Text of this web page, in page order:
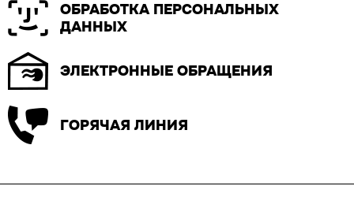
ОБРАБОТКА ПЕРСОНАЛЬНЫХ
ДАННЫХ
ЭЛЕКТРОННЫЕ ОБРАЩЕНИЯ
ГОРЯЧАЯ ЛИНИЯ